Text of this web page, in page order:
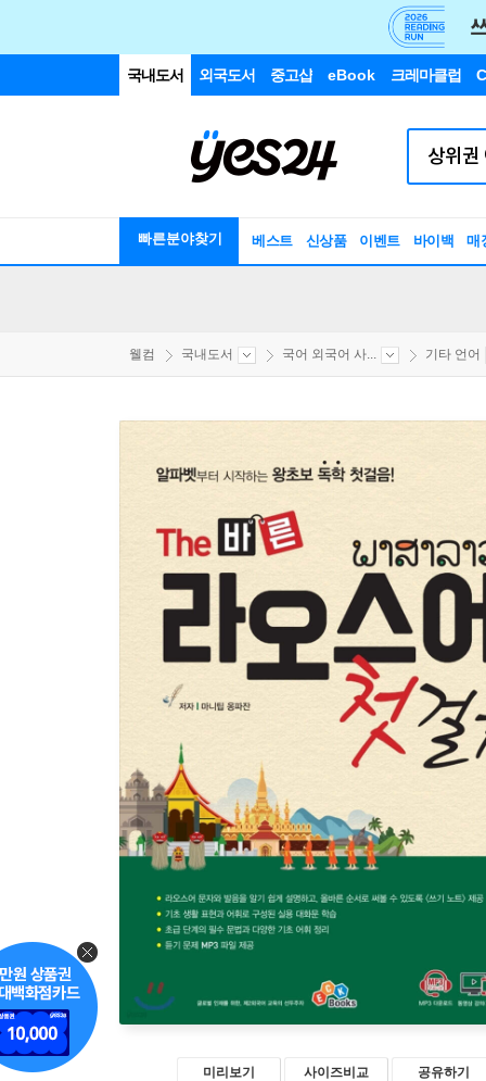
국내도서 외국도서 중고샵 eBook 크레마클럽
빠른분야찾기 베스트 신상품 이벤트 바이백 매
웰컴 국내도서 국어 외국어 사... 기타 언어
미리보기 사이즈비교 공유하기